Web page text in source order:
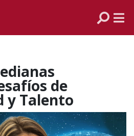
de
y Talento
VENEZUELA
ECUADOR
PERÚ